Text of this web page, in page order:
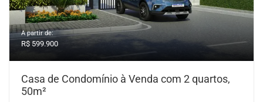
A partir de:
R$ 599.900
Casa de Condomínio à Venda com 2 quartos,
50m²